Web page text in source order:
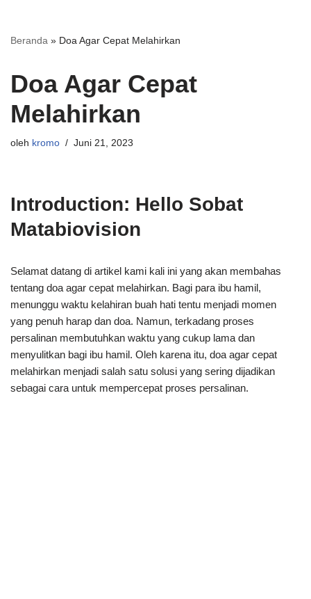
Beranda » Doa Agar Cepat Melahirkan
Doa Agar Cepat
Melahirkan
oleh kromo Juni 21, 2023
Introduction: Hello Sobat
Matabiovision
Selamat datang di artikel kami kali ini yang akan membahas
tentang doa agar cepat melahirkan. Bagi para ibu hamil,
menunggu waktu kelahiran buah hati tentu menjadi momen
yang penuh harap dan doa. Namun, terkadang proses
persalinan membutuhkan waktu yang cukup lama dan
menyulitkan bagi ibu hamil. Oleh karena itu, doa agar cepat
melahirkan menjadi salah satu solusi yang sering dijadikan
sebagai cara untuk mempercepat proses persalinan.